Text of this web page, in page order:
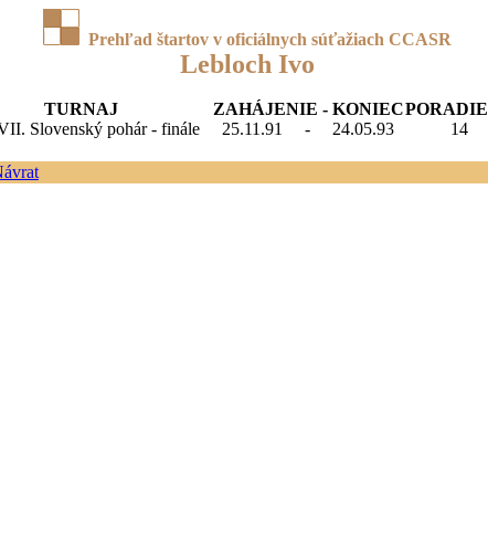
Prehľad štartov v oficiálnych súťažiach CCASR
Lebloch Ivo
TURNAJ ZAHÁJENIE - KONIECPORADIE
Slovenský pohár - finále
25.11.91 - 24.05.93 14